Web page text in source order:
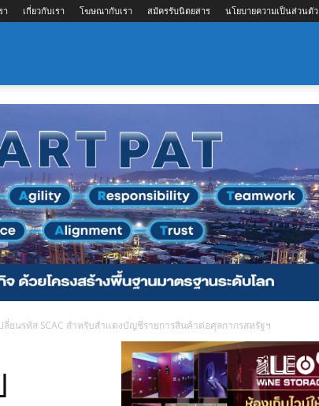
า เกี่ยวกับเรา โฆษณากับเรา สมัครรับนิตยสาร นโยบายความเป็นส่วนตัว
ยนรหัส SCAC สำหรับสำแดงบัญชีรายการสินค้าต่อศุลกากรสหรัฐฯ